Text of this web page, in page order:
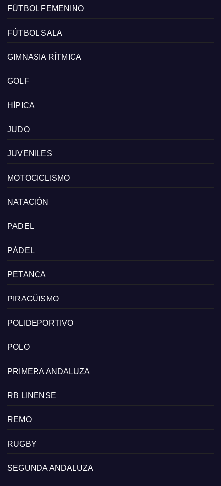
FÚTBOL FEMENINO
FÚTBOL SALA
GIMNASIA RÍTMICA
GOLF
HÍPICA
JUDO
JUVENILES
MOTOCICLISMO
NATACIÓN
PADEL
PÁDEL
PETANCA
PIRAGÜISMO
POLIDEPORTIVO
POLO
PRIMERA ANDALUZA
RB LINENSE
REMO
RUGBY
SEGUNDA ANDALUZA